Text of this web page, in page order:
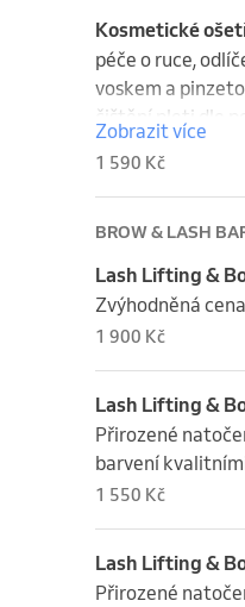
Kosmetické
péče o ruce,
voskem a
čištění pleti dle
krku a dekoltu,
včetně péče o
Luxusní
účinných látek
(California, USA).
Zobrazit více
1 590 Kč
BROW & LASH
Lash Lifting &
Zvýhodněná
1 900 Kč
Lash Lifting &
Přirozené
barvení
1 550 Kč
Lash Lifting &
Přirozené